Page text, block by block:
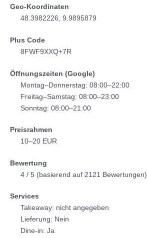
Geo-Koordinaten
48.3982226, 9.9895879
Plus Code
8FWF9XXQ+7R
Öffnungszeiten (Google)
Montag–Donnerstag: 08:00–22:00
Freitag–Samstag: 08:00–23:00
Sonntag: 08:00–21:00
Preisrahmen
10–20 EUR
Bewertung
4 / 5 (basierend auf 2121 Bewertungen)
Services
Takeaway: nicht angegeben
Lieferung: Nein
Dine-in: Ja